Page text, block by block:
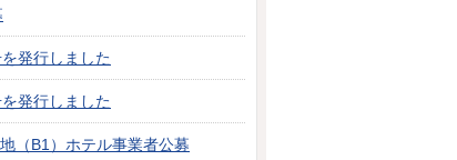
発行しました
発行しました
（B1）ホテル事業者公募